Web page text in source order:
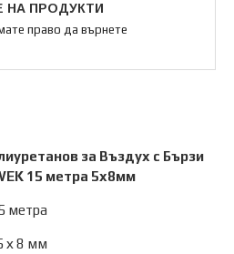
ПРОДУКТИ
право да върнете
за Въздух с Бързи
15 метра 5х8мм
метра
х 8 мм